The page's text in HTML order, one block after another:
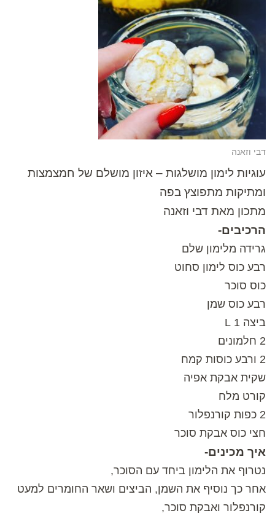
דבי וזאנה
עוגיות לימון מושלגות – איזון מושלם של חמצמצות
ומתיקות מתפוצץ בפה
מתכון מאת דבי וזאנה
הרכיבים-
גרידה מלימון שלם
רבע כוס לימון סחוט
כוס סוכר
רבע כוס שמן
ביצה 1 L
2 חלמונים
2 ורבע כוסות קמח
שקית אבקת אפיה
קורט מלח
2 כפות קורנפלור
חצי כוס אבקת סוכר
איך מכינים-
נטרוף את הלימון ביחד עם הסוכר,
אחר כך נוסיף את השמן, הביצים ושאר החומרים למעט
קורנפלור ואבקת סוכר,